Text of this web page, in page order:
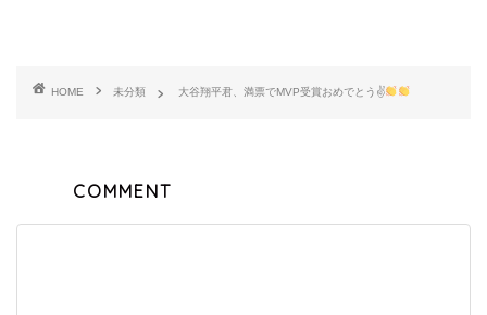
HOME 未分類 大谷翔平君、満票でMVP受賞おめでとう✌
COMMENT